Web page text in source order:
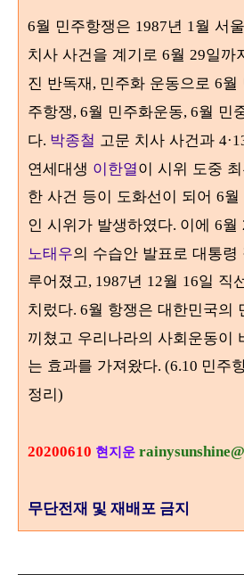
6월 민주항쟁은 1987년 1월 서
치사 사건을 계기로 6월 29일까
진 반독재, 민주화 운동으로 6월
주항쟁, 6월 민주화운동, 6월 민
다. 박종철 고문 치사 사건과
연세대생 이한열이 시위 도중
한 사건 등이 도화선이 되어 6월
인 시위가 발생하였다. 이에 6월
노태우의 수습안 발표로 대통령
루어졌고, 1987년 12월 16일 직
치렀다. 6월 항쟁은 대한민국의
끼쳤고 우리나라의 사회운동이
는 효과를 가져왔다. (6.10 민주
정리)
20200610 현지운
무단전재 및 재배포 금지